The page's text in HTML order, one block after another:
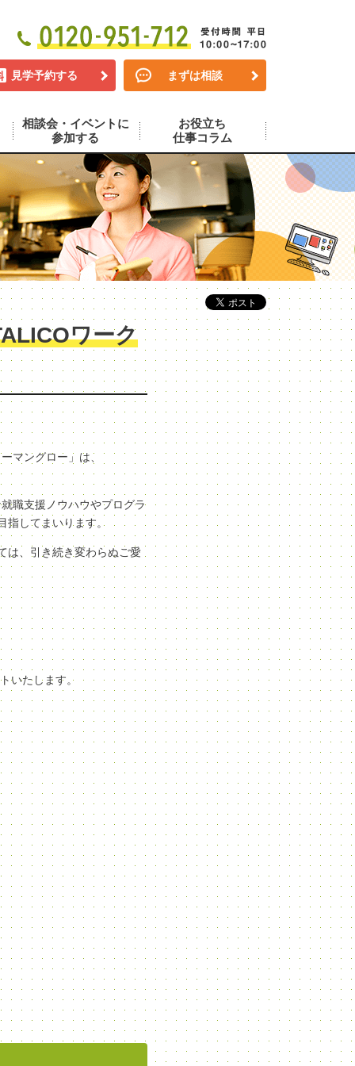
見学予約する まずは相談
相談会・イベントに
参加する
お役立ち
仕事コラム
ワーク
マングロー」は、
職支援ノウハウやプログラ
指してまいります。
は、引き続き変わらぬご愛
いたします。